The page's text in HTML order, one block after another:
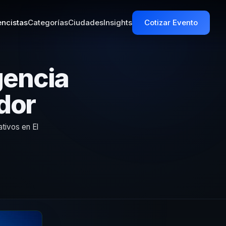
CategoríasCiudadesInsights Cotizar Evento
en El